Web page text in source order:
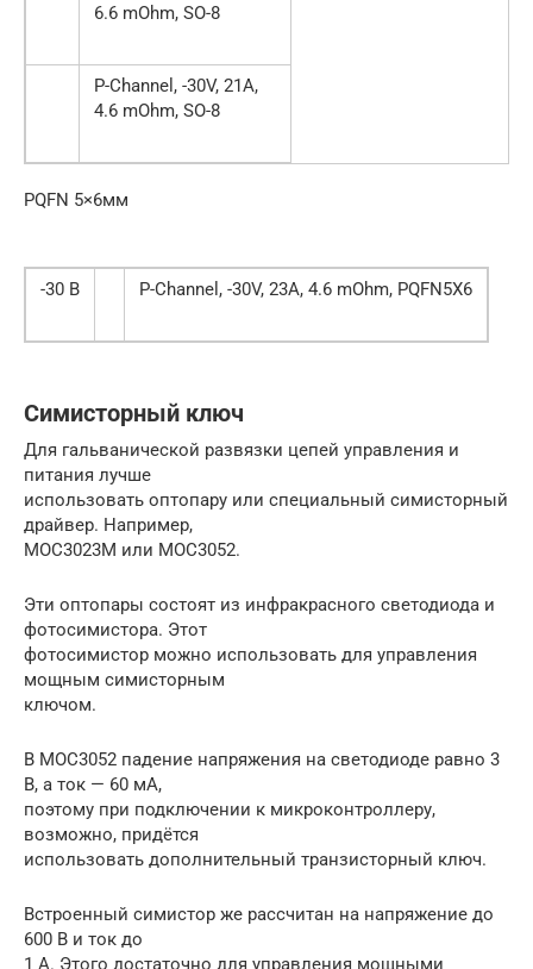
6.6 mOhm, SO-8
P-Channel, -30V, 21A,
4.6 mOhm, SO-8
PQFN 5×6мм
-30 В P-Channel, -30V, 23A, 4.6 mOhm, PQFN5X6
Симисторный ключ
Для гальванической развязки цепей управления и
питания лучше
использовать оптопару или специальный симисторный
драйвер. Например,
MOC3023M или MOC3052.
Эти оптопары состоят из инфракрасного светодиода и
фотосимистора. Этот
фотосимистор можно использовать для управления
мощным симисторным
ключом.
В MOC3052 падение напряжения на светодиоде равно 3
В, а ток — 60 мА,
поэтому при подключении к микроконтроллеру,
возможно, придётся
использовать дополнительный транзисторный ключ.
Встроенный симистор же рассчитан на напряжение до
600 В и ток до
1 А. Этого достаточно для управления мощными